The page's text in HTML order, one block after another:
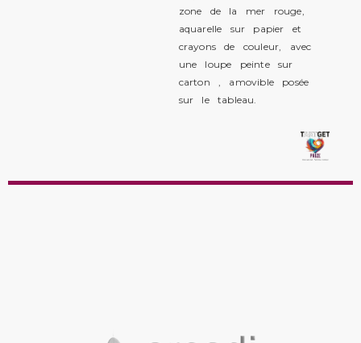
zone de la mer rouge,
aquarelle sur papier et
crayons de couleur, avec
une loupe peinte sur
carton , amovible posée
sur le tableau.